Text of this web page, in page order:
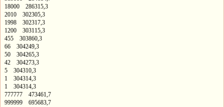
18000 286315,3
2010 302305,3
1998 302317,3
1200 303115,3
455 303860,3
66 304249,3
50 304265,3
42 304273,3
5 304310,3
1 304314,3
1 304314,3
777777 473461,7
999999 695683,7